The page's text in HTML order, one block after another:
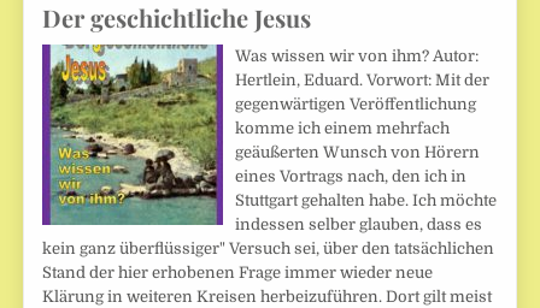
Der geschichtliche Jesus
Was wissen wir von ihm? Autor:
Hertlein, Eduard. Vorwort: Mit der
gegenwärtigen Veröffentlichung
komme ich einem mehrfach
geäußerten Wunsch von Hörern
eines Vortrags nach, den ich in
Stuttgart gehalten habe. Ich möchte
indessen selber glauben, dass es
kein ganz überflüssiger" Versuch sei, über den tatsächlichen
Stand der hier erhobenen Frage immer wieder neue
Klärung in weiteren Kreisen herbeizuführen. Dort gilt meist